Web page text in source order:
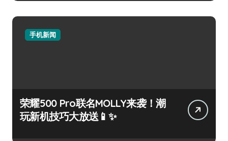
手机新闻
荣耀500 Pro联名MOLLY来袭！潮
玩新机技巧大放送📱✨